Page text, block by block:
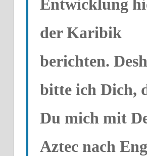
Entwicklung
der Karibik
berichten.
bitte ich Dich,
Du mich mit
Aztecnach